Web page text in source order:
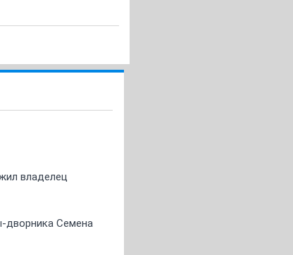
владелец
дворника Семена